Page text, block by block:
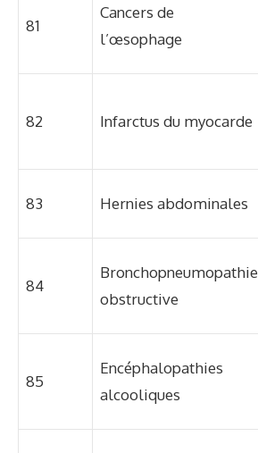
81
Cancers de
l’œsophage
82 Infarctus du myocarde
83 Hernies abdominales
84
Bronchopneumopathie
obstructive
85
Encéphalopathies
alcooliques